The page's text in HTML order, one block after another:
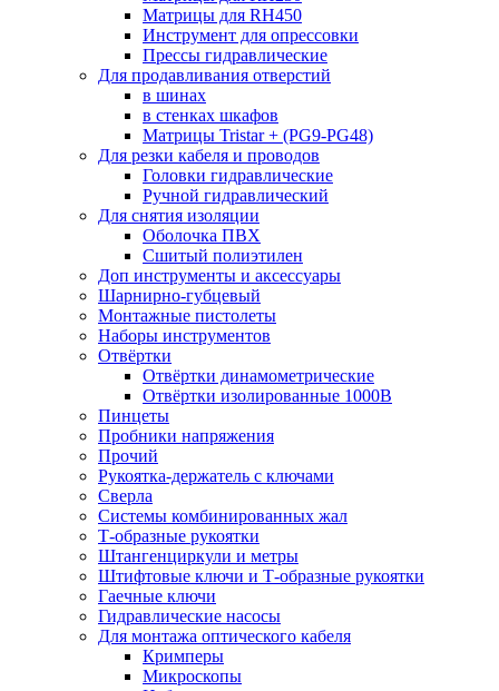
Матрицы для RH450
Инструмент для опрессовки
Прессы гидравлические
Для продавливания отверстий
в шинах
в стенках шкафов
Матрицы Tristar + (PG9-PG48)
Для резки кабеля и проводов
Головки гидравлические
Ручной гидравлический
Для снятия изоляции
Оболочка ПВХ
Сшитый полиэтилен
Доп инструменты и аксессуары
Шарнирно-губцевый
Монтажные пистолеты
Наборы инструментов
Отвёртки
Отвёртки динамометрические
Отвёртки изолированные 1000В
Пинцеты
Пробники напряжения
Прочий
Рукоятка-держатель с ключами
Сверла
Системы комбинированных жал
Т-образные рукоятки
Штангенциркули и метры
Штифтовые ключи и Т-образные рукоятки
Гаечные ключи
Гидравлические насосы
Для монтажа оптического кабеля
Кримперы
Микроскопы